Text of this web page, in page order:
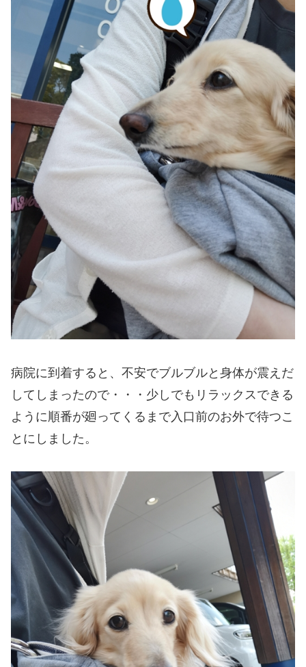
病院に到着すると、不安でブルブルと身体が震えだ
してしまったので・・・少しでもリラックスできる
ように順番が廻ってくるまで入口前のお外で待つこ
とにしました。